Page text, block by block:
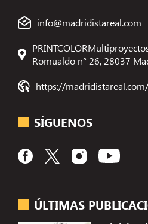
ÚLTIMAS
info@madridistareal.com
Romualdo n° 26, 28037
https://
SÍGUENOS